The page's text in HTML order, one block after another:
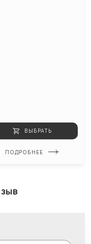
ВЫБРАТЬ
ПОДРОБНЕЕ